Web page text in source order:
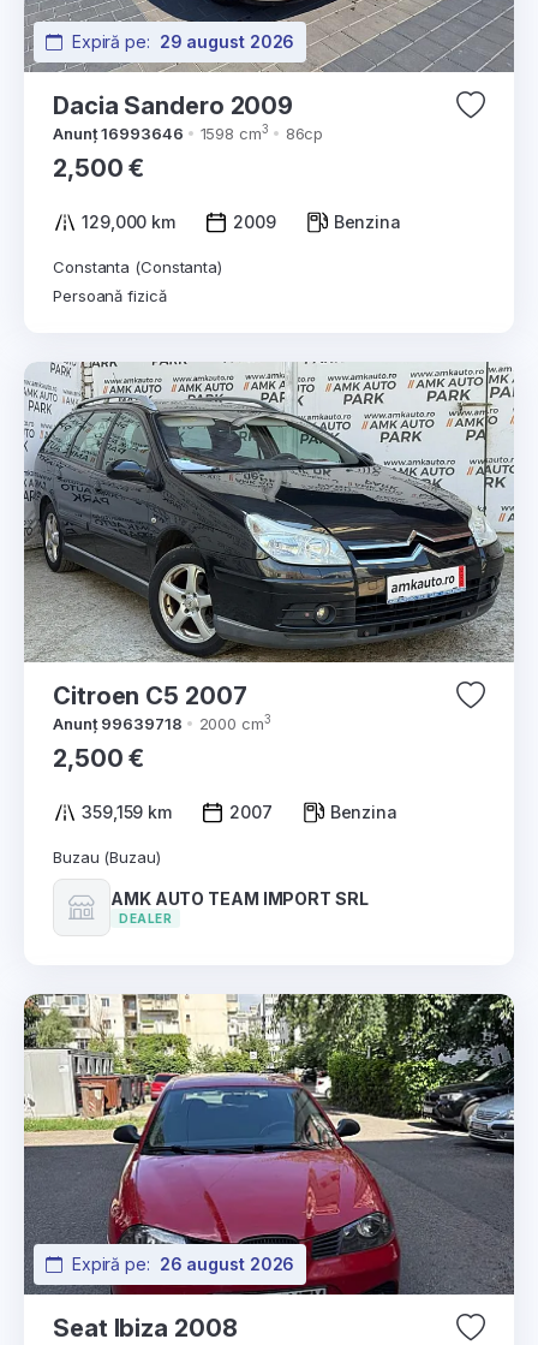
Expiră pe: 29 august 2026
Dacia Sandero 2009
Anunț 16993646 1598 cm3 86cp
2,500 €
129,000 km 2009 Benzina
Constanta (Constanta)
Persoană fizică
Citroen C5 2007
Anunț 99639718 2000 cm3
2,500 €
359,159 km 2007 Benzina
Buzau (Buzau)
AMK AUTO TEAM IMPORT SRL
DEALER
Expiră pe: 26 august 2026
Seat Ibiza 2008